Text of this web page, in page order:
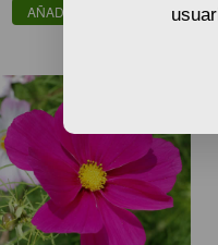
AÑADIR AL CARRITO